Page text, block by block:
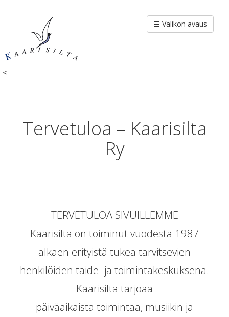
<
☰ Valikon avaus
Tervetuloa – Kaarisilta
Ry
TERVETULOA SIVUILLEMME
Kaarisilta on toiminut vuodesta 1987
alkaen erityistä tukea tarvitsevien
henkilöiden taide- ja toimintakeskuksena.
Kaarisilta tarjoaa
päiväaikaista toimintaa, musiikin ja